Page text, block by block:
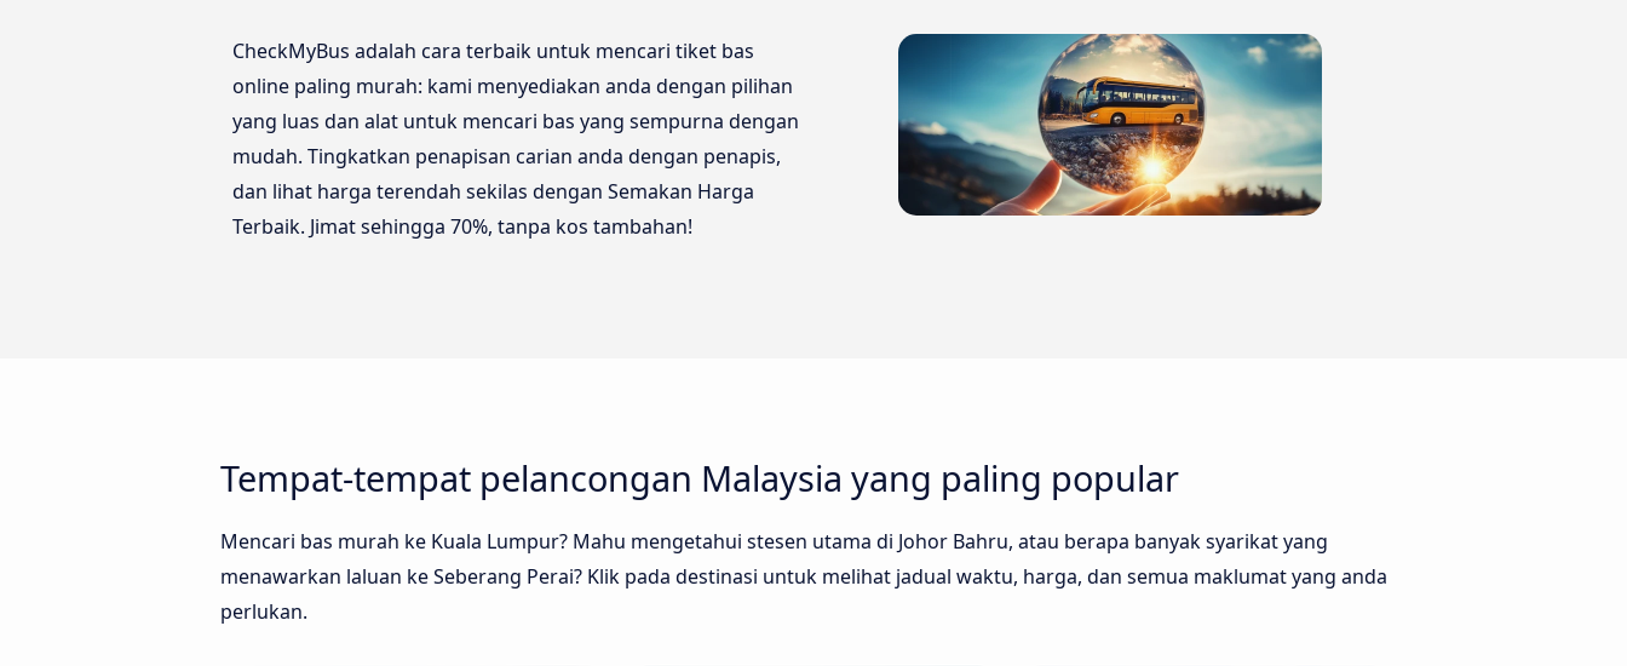
CheckMyBus adalah cara terbaik untuk mencari tiket bas
online paling murah: kami menyediakan anda dengan pilihan
yang luas dan alat untuk mencari bas yang sempurna dengan
mudah. Tingkatkan penapisan carian anda dengan penapis,
dan lihat harga terendah sekilas dengan Semakan Harga
Terbaik. Jimat sehingga 70%, tanpa kos tambahan!
Tempat-tempat pelancongan Malaysia yang paling popular
Mencari bas murah ke Kuala Lumpur? Mahu mengetahui stesen utama di Johor Bahru, atau berapa banyak syarikat yang
menawarkan laluan ke Seberang Perai? Klik pada destinasi untuk melihat jadual waktu, harga, dan semua maklumat yang anda
perlukan.